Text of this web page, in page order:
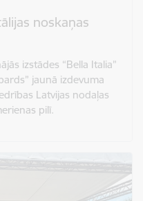
noskaņas
izstādes “Bella Italia”
jaunā izdevuma
Latvijas nodaļas
pilī.